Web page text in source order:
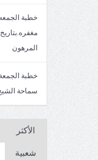
خطبة
المرهون
سماحة
الأكثر
شعبية